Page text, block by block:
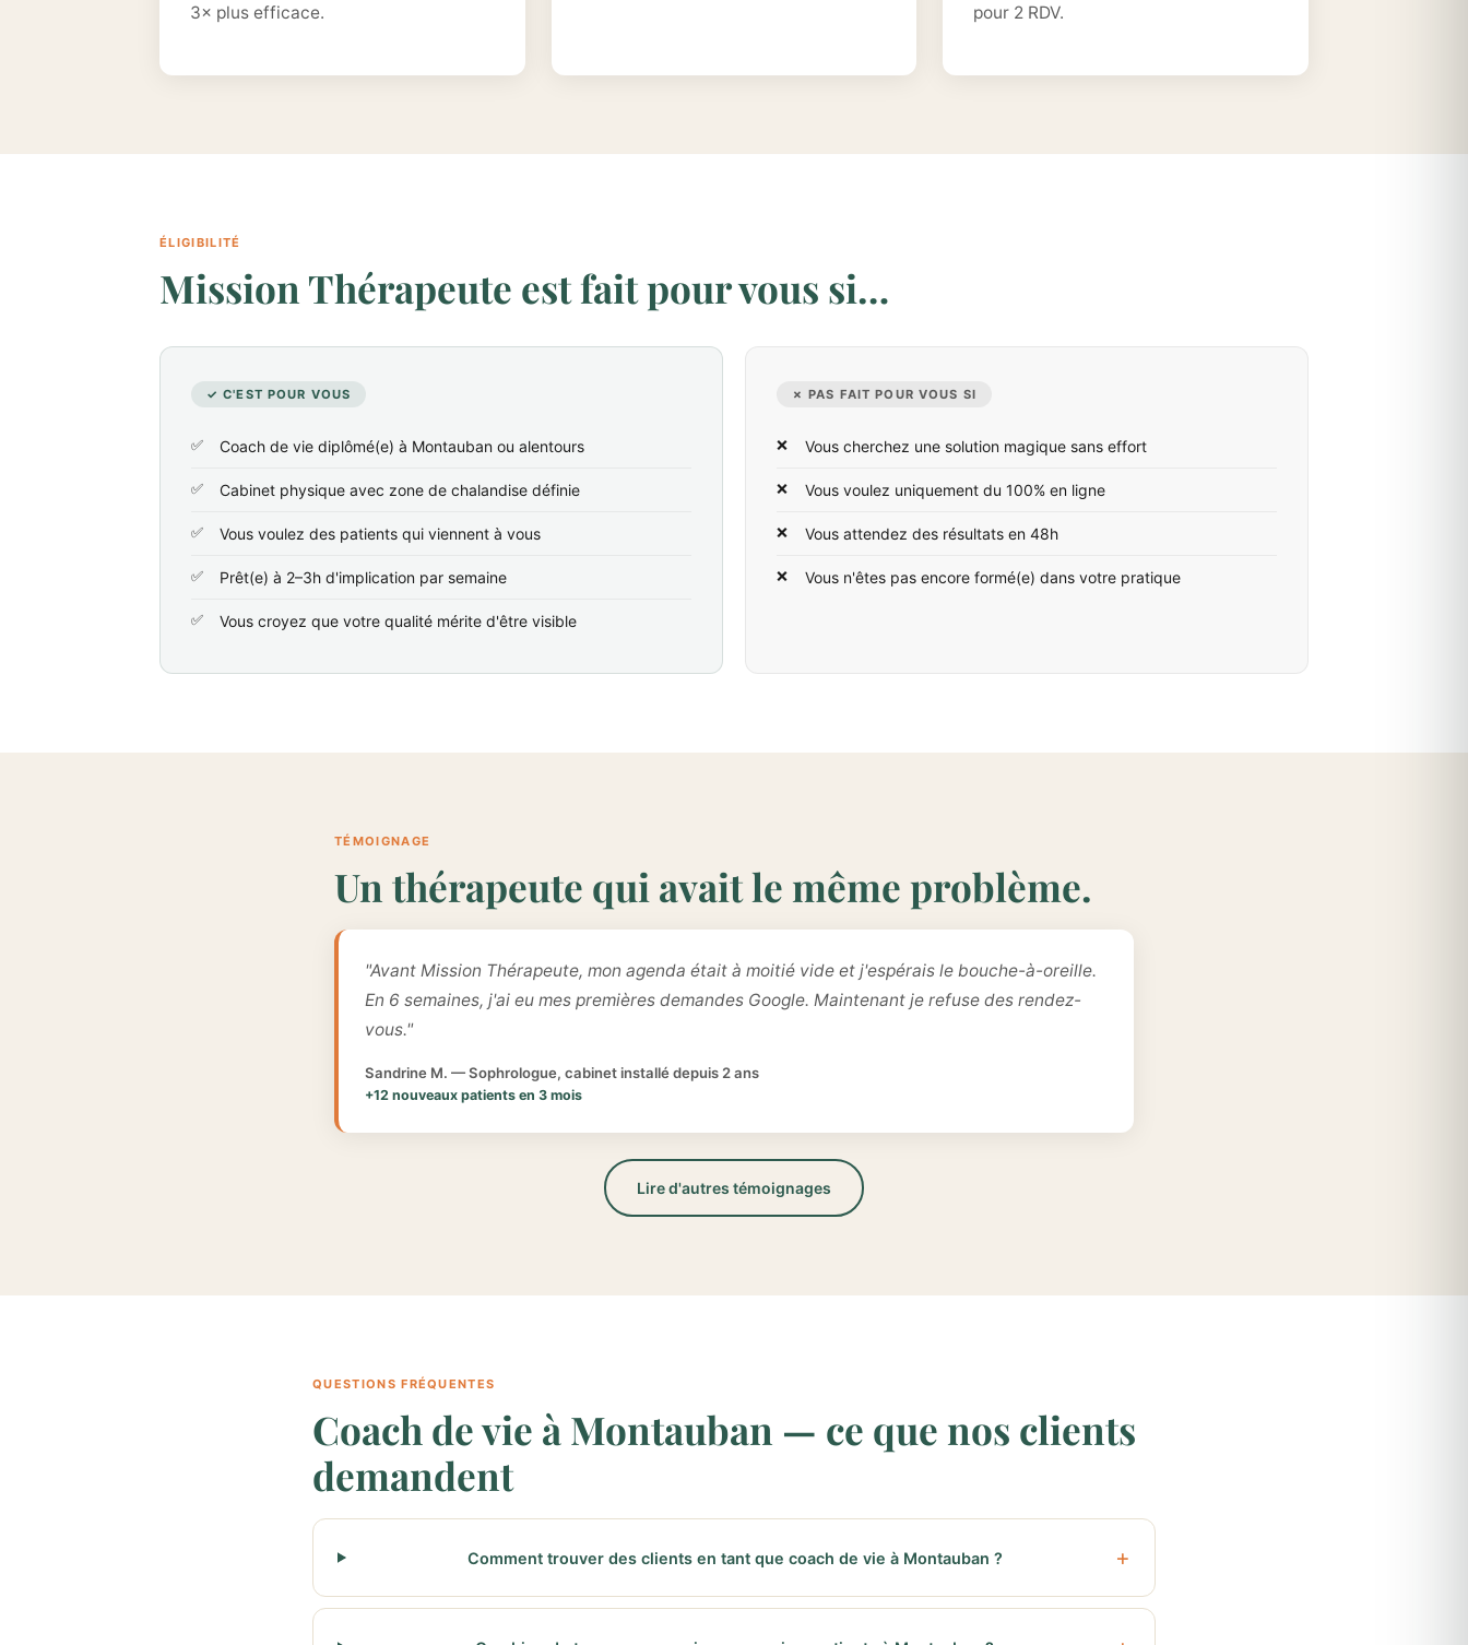
3× plus efficace.
pour 2 RDV.
ÉLIGIBILITÉ
Mission Thérapeute est fait pour vous si…
✓ C'EST POUR VOUS
Coach de vie diplômé(e) à Montauban ou alentours
Cabinet physique avec zone de chalandise définie
Vous voulez des patients qui viennent à vous
Prêt(e) à 2–3h d'implication par semaine
Vous croyez que votre qualité mérite d'être visible
✗ PAS FAIT POUR VOUS SI
Vous cherchez une solution magique sans effort
Vous voulez uniquement du 100% en ligne
Vous attendez des résultats en 48h
Vous n'êtes pas encore formé(e) dans votre pratique
TÉMOIGNAGE
Un thérapeute qui avait le même problème.
"Avant Mission Thérapeute, mon agenda était à moitié vide et j'espérais le bouche-à-oreille.
En 6 semaines, j'ai eu mes premières demandes Google. Maintenant je refuse des rendez-
vous."
Sandrine M. — Sophrologue, cabinet installé depuis 2 ans
+12 nouveaux patients en 3 mois
Lire d'autres témoignages
QUESTIONS FRÉQUENTES
Coach de vie à Montauban — ce que nos clients
demandent
Comment trouver des clients en tant que coach de vie à Montauban ?